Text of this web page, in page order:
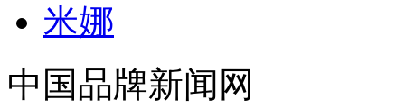
米娜
中国品牌新闻网